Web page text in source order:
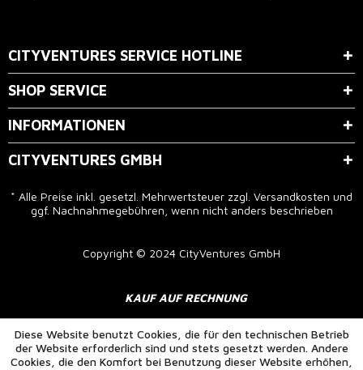
CITYVENTURES SERVICE HOTLINE
SHOP SERVICE
INFORMATIONEN
CITYVENTURES GMBH
* Alle Preise inkl. gesetzl. Mehrwertsteuer zzgl. Versandkosten und
ggf. Nachnahmegebühren, wenn nicht anders beschrieben
Copyright © 2024 CityVentures GmbH
KAUF AUF RECHNUNG
Diese Website benutzt Cookies, die für den technischen Betrieb
der Website erforderlich sind und stets gesetzt werden. Andere
Cookies, die den Komfort bei Benutzung dieser Website erhöhen,